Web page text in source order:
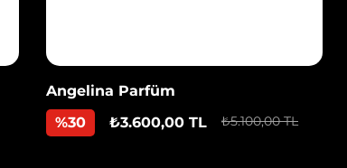
Angelina Parfüm
%30
₺3.600,00 TL ₺5.100,00 TL